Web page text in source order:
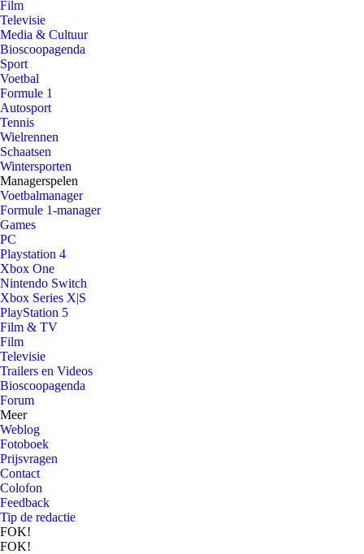
Film
Televisie
Media & Cultuur
Bioscoopagenda
Sport
Voetbal
Formule 1
Autosport
Tennis
Wielrennen
Schaatsen
Wintersporten
Managerspelen
Voetbalmanager
Formule 1-manager
Games
PC
Playstation 4
Xbox One
Nintendo Switch
Xbox Series X|S
PlayStation 5
Film & TV
Film
Televisie
Trailers en Videos
Bioscoopagenda
Forum
Meer
Weblog
Fotoboek
Prijsvragen
Contact
Colofon
Feedback
Tip de redactie
FOK!
FOK!